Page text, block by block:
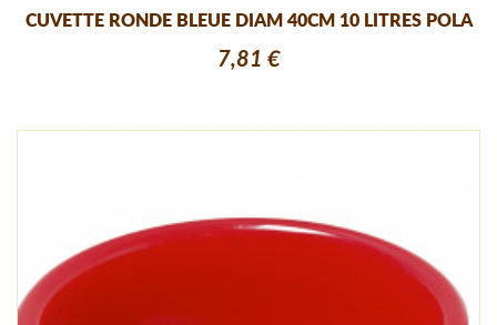
CUVETTE RONDE BLEUE DIAM 40CM 10 LITRES POLA
7,81 €